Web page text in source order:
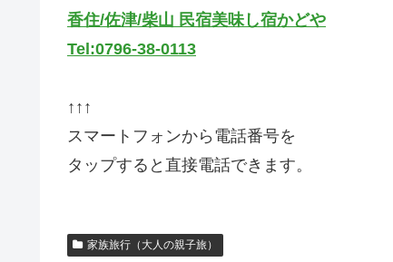
香住/佐津/柴山 民宿美味し宿かどや
Tel:0796-38-0113
↑↑↑
スマートフォンから電話番号を
タップすると直接電話できます。
家族旅行（大人の親子旅）